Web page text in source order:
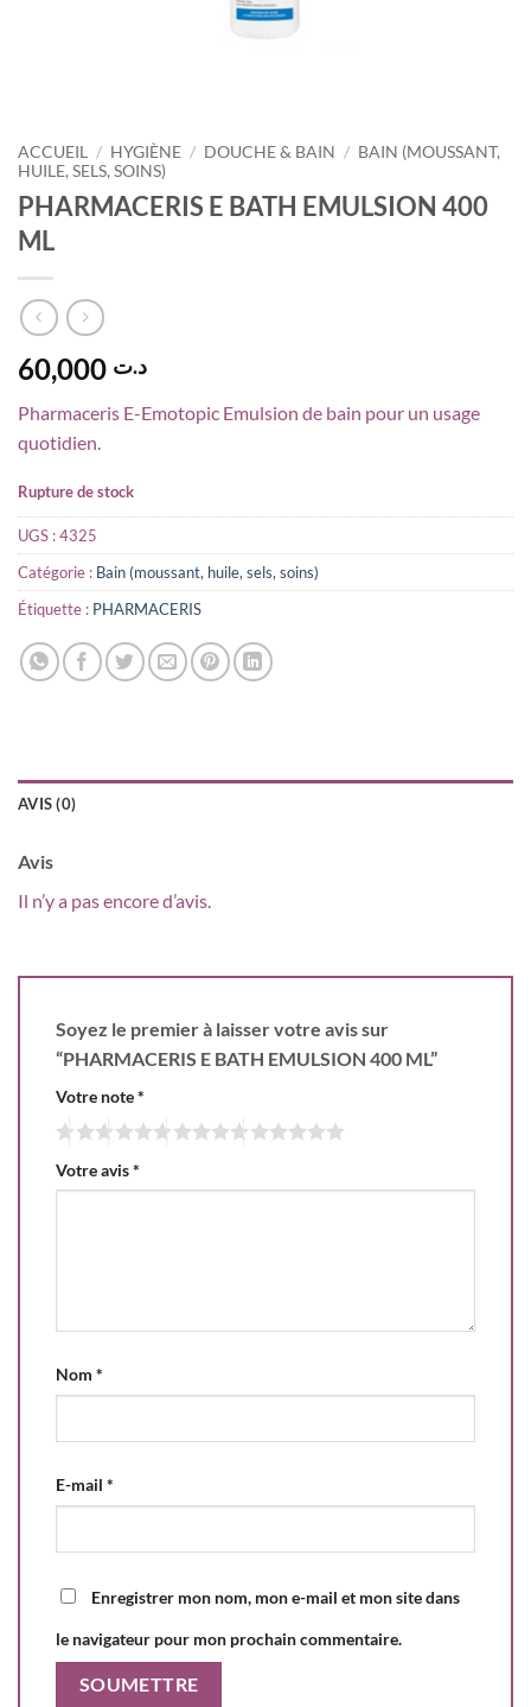
ACCUEIL / HYGIÈNE / DOUCHE & BAIN / BAIN (MOUSSANT,
HUILE, SELS, SOINS)
PHARMACERIS E BATH EMULSION 400
ML
د.ت
Pharmaceris E-Emotopic Emulsion de bain pour un usage
quotidien.
Rupture de stock
UGS :4325
Catégorie : Bain (moussant, huile, sels, soins)
Étiquette : PHARMACERIS
AVIS (0)
Avis
Il n’y a pas encore d’avis.
Soyez le premier à laisser votre avis sur
“PHARMACERIS E BATH EMULSION 400 ML”
Votre note*
Votre avis*
Nom *
E-mail *
Enregistrer mon nom, mon e-mail et mon site dans
le navigateur pour mon prochain commentaire.